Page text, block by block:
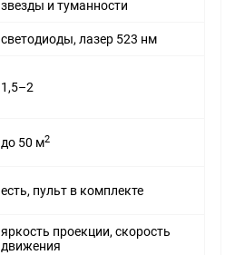
звезды и туманности
светодиоды, лазер 523 нм
1,5–2
до 50 м2
есть, пульт в комплекте
яркость проекции, скорость
движения